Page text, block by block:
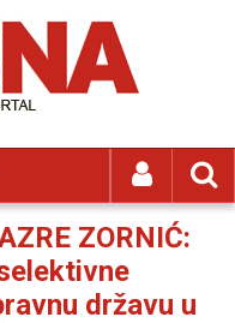
ZORNIĆ:
državu u